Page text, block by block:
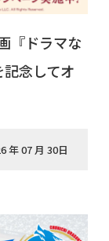
『ドラマな
念してオ
年 07 月 30日